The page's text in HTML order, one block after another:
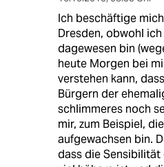
Ich beschäftige
Dresden, obwohl
dagewesen bin
heute Morgen bei
verstehen kann,
Bürgern der
schlimmeres noch
mir, zum Beispiel,
aufgewachsen bin.
dass die